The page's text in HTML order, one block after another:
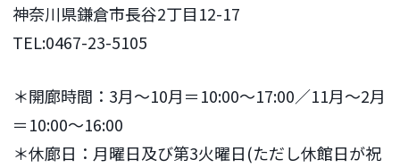
神奈川県鎌倉市長谷2丁目12-17
TEL:0467-23-5105
＊開廊時間：3月～10月＝10:00～17:00／11月～2月
＝10:00～16:00
＊休廊日：月曜日及び第3火曜日(ただし休館日が祝